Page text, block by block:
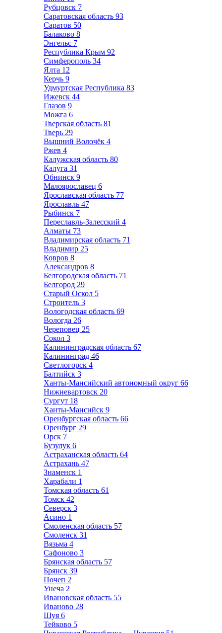
Рубцовск 7
Саратовская область 93
Саратов 50
Балаково 8
Энгельс 7
Республика Крым 92
Симферополь 34
Ялта 12
Керчь 9
Удмуртская Республика 83
Ижевск 44
Глазов 9
Можга 6
Тверская область 81
Тверь 29
Вышний Волочёк 4
Ржев 4
Калужская область 80
Калуга 31
Обнинск 9
Малоярославец 6
Ярославская область 77
Ярославль 47
Рыбинск 7
Переславль-Залесский 4
Алматы 73
Владимирская область 71
Владимир 25
Ковров 8
Александров 8
Белгородская область 71
Белгород 29
Старый Оскол 5
Строитель 3
Вологодская область 69
Вологда 26
Череповец 25
Сокол 3
Калининградская область 67
Калининград 46
Светлогорск 4
Балтийск 3
Ханты-Мансийский автономный округ 66
Нижневартовск 20
Сургут 18
Ханты-Мансийск 9
Оренбургская область 66
Оренбург 29
Орск 7
Бузулук 6
Астраханская область 64
Астрахань 47
Знаменск 1
Харабали 1
Томская область 61
Томск 42
Северск 3
Асино 1
Смоленская область 57
Смоленск 31
Вязьма 4
Сафоново 3
Брянская область 57
Брянск 39
Почеп 2
Унеча 2
Ивановская область 55
Иваново 28
Шуя 6
Тейково 5